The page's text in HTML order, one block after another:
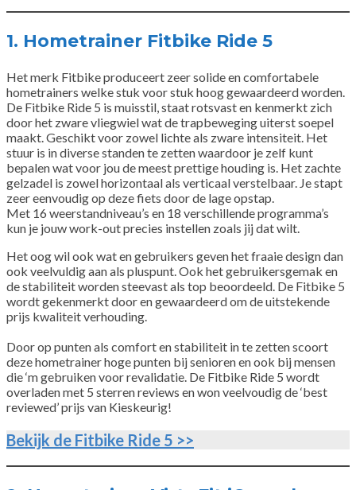
1. Hometrainer Fitbike Ride 5
Het merk Fitbike produceert zeer solide en comfortabele
hometrainers welke stuk voor stuk hoog gewaardeerd worden.
De Fitbike Ride 5 is muisstil, staat rotsvast en kenmerkt zich
door het zware vliegwiel wat de trapbeweging uiterst soepel
maakt. Geschikt voor zowel lichte als zware intensiteit. Het
stuur is in diverse standen te zetten waardoor je zelf kunt
bepalen wat voor jou de meest prettige houding is. Het zachte
gelzadel is zowel horizontaal als verticaal verstelbaar. Je stapt
zeer eenvoudig op deze fiets door de lage opstap.
Met 16 weerstandniveau’s en 18 verschillende programma’s
kun je jouw work-out precies instellen zoals jij dat wilt.
Het oog wil ook wat en gebruikers geven het fraaie design dan
ook veelvuldig aan als pluspunt. Ook het gebruikersgemak en
de stabiliteit worden steevast als top beoordeeld. De Fitbike 5
wordt gekenmerkt door en gewaardeerd om de uitstekende
prijs kwaliteit verhouding.
Door op punten als comfort en stabiliteit in te zetten scoort
deze hometrainer hoge punten bij senioren en ook bij mensen
die ‘m gebruiken voor revalidatie. De Fitbike Ride 5 wordt
overladen met 5 sterren reviews en won veelvoudig de ‘best
reviewed’ prijs van Kieskeurig!
Bekijk de Fitbike Ride 5 >>